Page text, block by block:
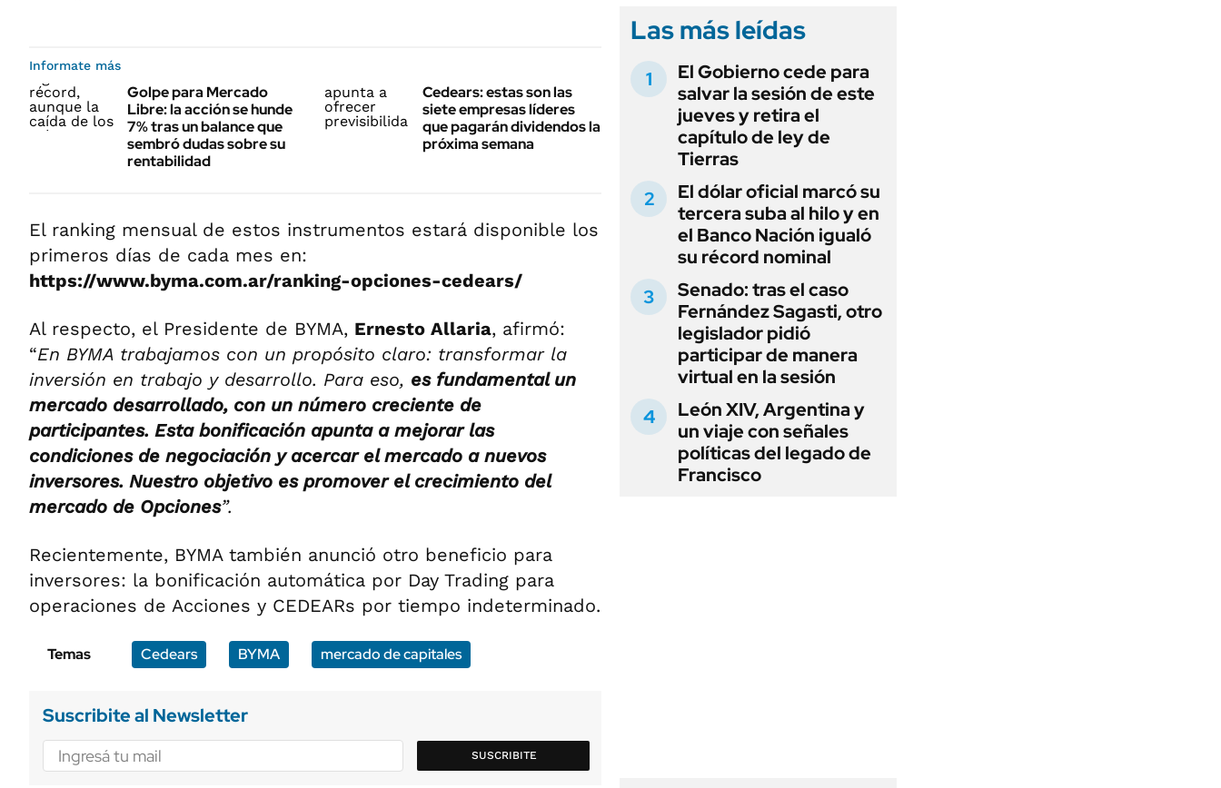
Informate más
Golpe para Mercado
Libre: la acción se hunde
7% tras un balance que
sembró dudas sobre su
rentabilidad
Cedears: estas son las
siete empresas líderes
que pagarán dividendos la
próxima semana
El ranking mensual de estos instrumentos estará disponible los
primeros días de cada mes en:
https://www.byma.com.ar/ranking-opciones-cedears/
Al respecto, el Presidente de BYMA, Ernesto Allaria, afirmó:
“En BYMA trabajamos con un propósito claro: transformar la
inversión en trabajo y desarrollo. Para eso, es fundamental un
mercado desarrollado, con un número creciente de
participantes. Esta bonificación apunta a mejorar las
condiciones de negociación y acercar el mercado a nuevos
inversores. Nuestro objetivo es promover el crecimiento del
mercado de Opciones”.
Recientemente, BYMA también anunció otro beneficio para
inversores: la bonificación automática por Day Trading para
operaciones de Acciones y CEDEARs por tiempo indeterminado.
Temas Cedears BYMA mercado de capitales
Suscribite al Newsletter
SUSCRIBITE
Las más leídas
El Gobierno cede para
salvar la sesión de este
jueves y retira el
capítulo de ley de
Tierras
El dólar oficial marcó su
tercera suba al hilo y en
el Banco Nación igualó
su récord nominal
Senado: tras el caso
Fernández Sagasti, otro
legislador pidió
participar de manera
virtual en la sesión
León XIV, Argentina y
un viaje con señales
políticas del legado de
Francisco